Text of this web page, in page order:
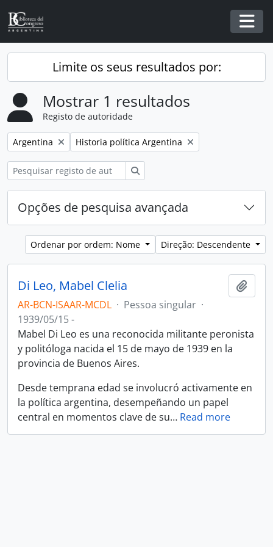
Skip to main content
Limite os seus resultados por:
Mostrar 1 resultados
Registo de autoridade
Remover filtro:
Argentina Remover filtro:
Historia política Argentina
Opções de pesquisa avançada
Ordenar por ordem: Nome Direção: Descendente
Di Leo, Mabel Clelia
AR-BCN-ISAAR-MCDL · Pessoa singular ·
1939/05/15 -
Mabel Di Leo es una reconocida militante peronista
y politóloga nacida el 15 de mayo de 1939 en la
provincia de Buenos Aires.
Desde temprana edad se involucró activamente en
la política argentina, desempeñando un papel
central en momentos clave de su… Read more